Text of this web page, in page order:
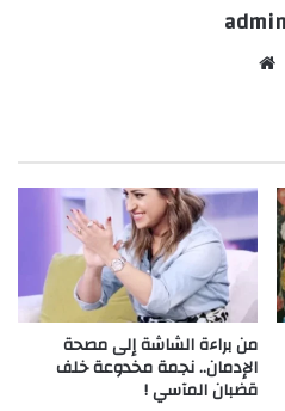
من براءة الشاشة إلى مصحة
الإدمان.. نجمة مخدوعة خلف
قضبان المآسي !